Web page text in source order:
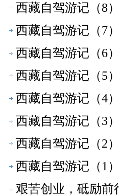
西藏自驾游记（8
西藏自驾游记（7
西藏自驾游记（6
西藏自驾游记（5
西藏自驾游记（4
西藏自驾游记（3
西藏自驾游记（2
西藏自驾游记（1
艰苦创业，砥励前